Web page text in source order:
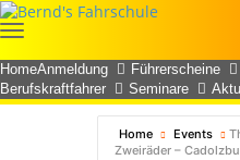
HomeAnmeldung Führerscheine
Berufskraftfahrer
Seminare
Home Events
Zweiräder –